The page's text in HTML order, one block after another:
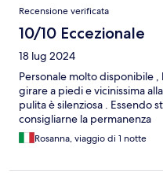
Recensione verificata
10/10 Eccezionale
18 lug 2024
Personale molto disponibile
girare a piedi e vicinissima
pulita è silenziosa . Essendo
consigliarne la permanenza
Rosanna, viaggio di 1 notte